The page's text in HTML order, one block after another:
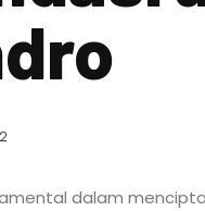
dalam